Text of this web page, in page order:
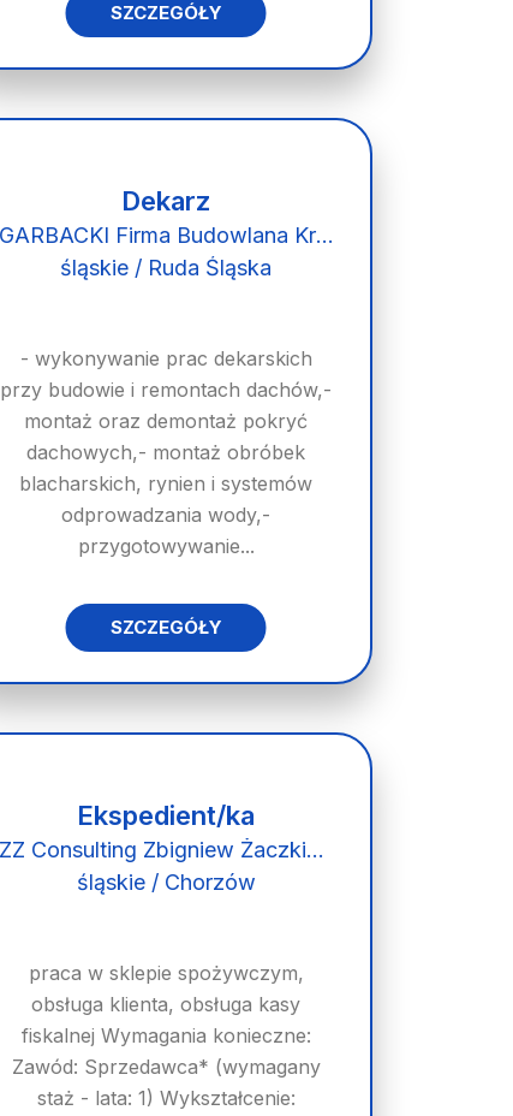
SZCZEGÓŁY
Dekarz
GARBACKI Firma Budowlana Krystian Garbacki
śląskie / Ruda Śląska
- wykonywanie prac dekarskich
przy budowie i remontach dachów,-
montaż oraz demontaż pokryć
dachowych,- montaż obróbek
blacharskich, rynien i systemów
odprowadzania wody,-
przygotowywanie...
SZCZEGÓŁY
Ekspedient/ka
ZZ Consulting Zbigniew Żaczkiewicz
śląskie / Chorzów
praca w sklepie spożywczym,
obsługa klienta, obsługa kasy
fiskalnej Wymagania konieczne:
Zawód: Sprzedawca* (wymagany
staż - lata: 1) Wykształcenie: